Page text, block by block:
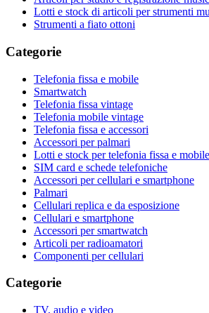
Lotti e stock di articoli per strumenti
Strumenti a fiato ottoni
Categorie
Telefonia fissa e mobile
Smartwatch
Telefonia fissa vintage
Telefonia mobile vintage
Telefonia fissa e accessori
Accessori per palmari
Lotti e stock per telefonia fissa e mobile
SIM card e schede telefoniche
Accessori per cellulari e smartphone
Palmari
Cellulari replica e da esposizione
Cellulari e smartphone
Accessori per smartwatch
Articoli per radioamatori
Componenti per cellulari
Categorie
TV, audio e video